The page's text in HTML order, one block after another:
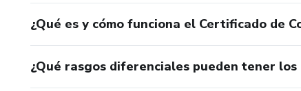
¿Qué es y cómo funciona el Certificado de
¿Qué rasgos diferenciales pueden tener los